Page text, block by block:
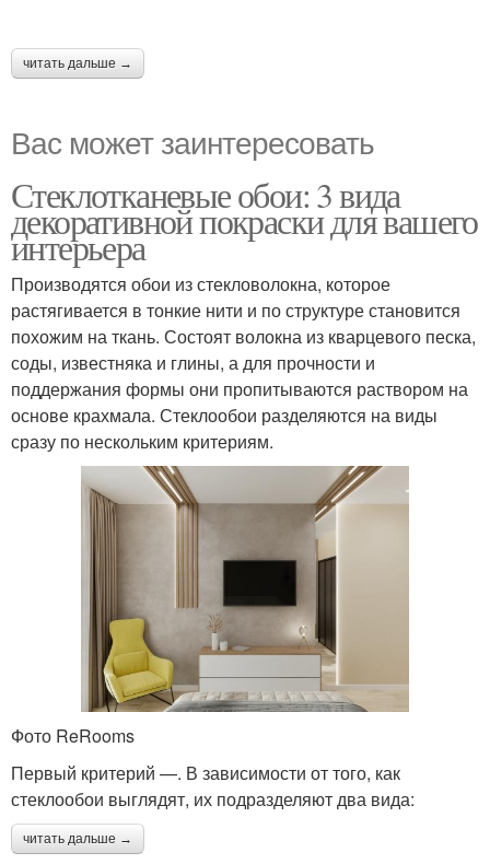
читать дальше →
Вас может заинтересовать
Стеклотканевые обои: 3 вида
декоративной покраски для вашего
интерьера
Производятся обои из стекловолокна, которое
растягивается в тонкие нити и по структуре становится
похожим на ткань. Состоят волокна из кварцевого песка,
соды, известняка и глины, а для прочности и
поддержания формы они пропитываются раствором на
основе крахмала. Стеклообои разделяются на виды
сразу по нескольким критериям.
Фото ReRooms
Первый критерий —. В зависимости от того, как
стеклообои выглядят, их подразделяют два вида:
читать дальше →